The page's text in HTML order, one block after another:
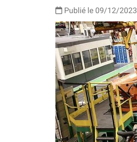
Publié le 09/12/2023